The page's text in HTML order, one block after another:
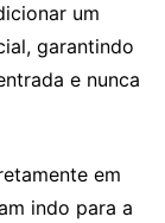
um
garantindo
e nunca
em
indo para a